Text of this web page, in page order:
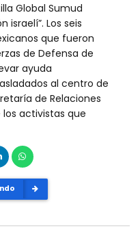
Global Sumud
israelí”. Los seis
que fueron
de Defensa de
ayuda
al centro de
de Relaciones
los activistas que